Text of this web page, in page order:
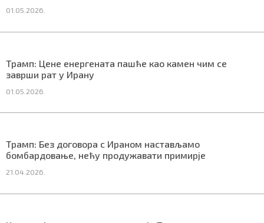
01.05.2026.
Трамп: Цене енергената пашће као камен чим се
заврши рат у Ирану
01.05.2026.
Трамп: Без договора с Ираном настављамо
бомбардовање, нећу продужавати примирје
21.04.2026.
ЗЕЛЕНИ ГРАД
ВИДЕО
СПЕЦИЈАЛИ
СРБИЈА
СПОРТ